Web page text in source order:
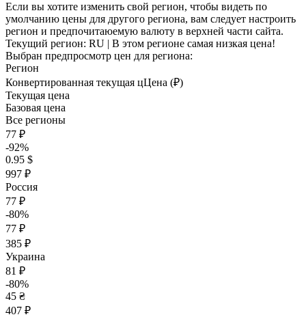
Если вы хотите изменить свой регион, чтобы видеть по
умолчанию цены для другого региона, вам следует настроить
регион и предпочитаюемую валюту в верхней части сайта.
Текущий регион: RU | В этом регионе самая низкая цена!
Выбран предпросмотр цен для региона:
Регион
Конвертированная текущая цЦена (₽)
Текущая цена
Базовая цена
Все регионы
77 ₽
-92%
0.95 $
997 ₽
Россия
77 ₽
-80%
77 ₽
385 ₽
Украина
81 ₽
-80%
45 ₴
407 ₽